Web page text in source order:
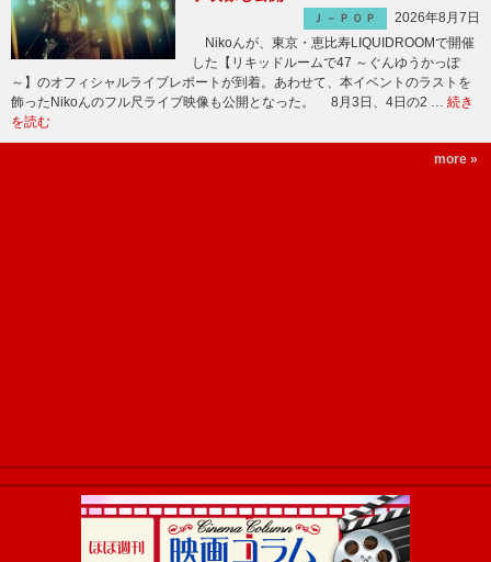
Ｊ－ＰＯＰ
2026年8月7日
Nikoんが、東京・恵比寿LIQUIDROOMで開催
した【リキッドルームで47 ～ぐんゆうかっぽ
～】のオフィシャルライブレポートが到着。あわせて、本イベントのラストを
飾ったNikoんのフル尺ライブ映像も公開となった。 8月3日、4日の2 … 続き
を読む
more »